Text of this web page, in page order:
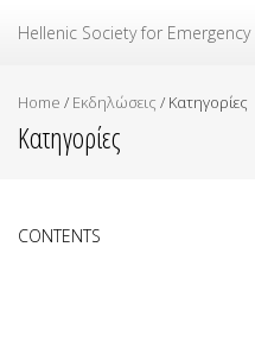
Ελληνική Εταιρεία
Hellenic Society for
Home / Εκδηλώσεις / Κατηγορίες
Κατηγορίες
CONTENTS